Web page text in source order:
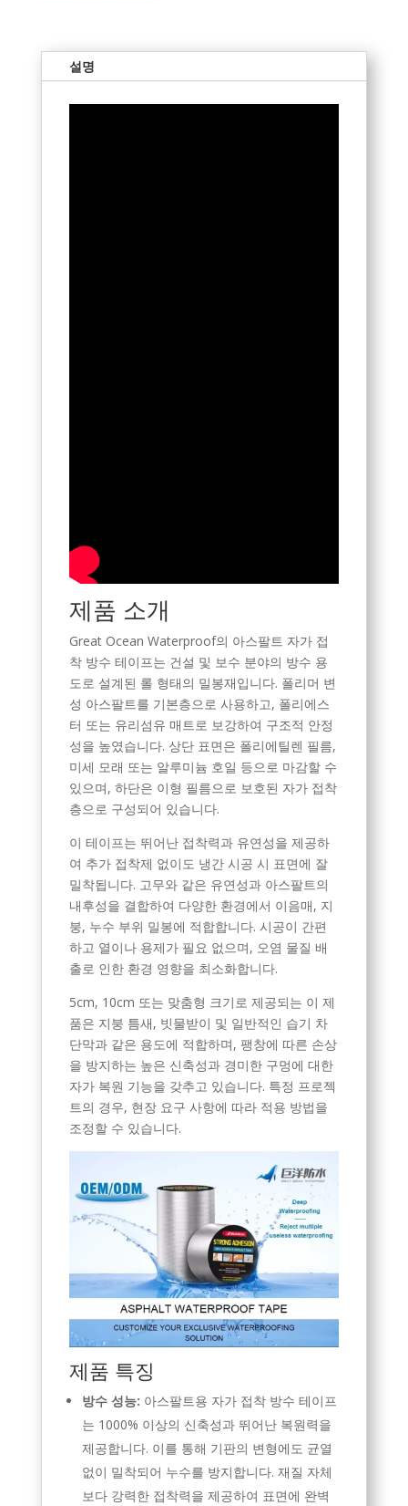
설명
제품 소개
Great Ocean Waterproof의 아스팔트 자가 접
착 방수 테이프는 건설 및 보수 분야의 방수 용
도로 설계된 롤 형태의 밀봉재입니다. 폴리머 변
성 아스팔트를 기본층으로 사용하고, 폴리에스
터 또는 유리섬유 매트로 보강하여 구조적 안정
성을 높였습니다. 상단 표면은 폴리에틸렌 필름,
미세 모래 또는 알루미늄 호일 등으로 마감할 수
있으며, 하단은 이형 필름으로 보호된 자가 접착
층으로 구성되어 있습니다.
이 테이프는 뛰어난 접착력과 유연성을 제공하
여 추가 접착제 없이도 냉간 시공 시 표면에 잘
밀착됩니다. 고무와 같은 유연성과 아스팔트의
내후성을 결합하여 다양한 환경에서 이음매, 지
붕, 누수 부위 밀봉에 적합합니다. 시공이 간편
하고 열이나 용제가 필요 없으며, 오염 물질 배
출로 인한 환경 영향을 최소화합니다.
5cm, 10cm 또는 맞춤형 크기로 제공되는 이 제
품은 지붕 틈새, 빗물받이 및 일반적인 습기 차
단막과 같은 용도에 적합하며, 팽창에 따른 손상
을 방지하는 높은 신축성과 경미한 구멍에 대한
자가 복원 기능을 갖추고 있습니다. 특정 프로젝
트의 경우, 현장 요구 사항에 따라 적용 방법을
조정할 수 있습니다.
제품 특징
방수 성능: 아스팔트용 자가 접착 방수 테이프
는 1000% 이상의 신축성과 뛰어난 복원력을
제공합니다. 이를 통해 기판의 변형에도 균열
없이 밀착되어 누수를 방지합니다. 재질 자체
보다 강력한 접착력을 제공하여 표면에 완벽